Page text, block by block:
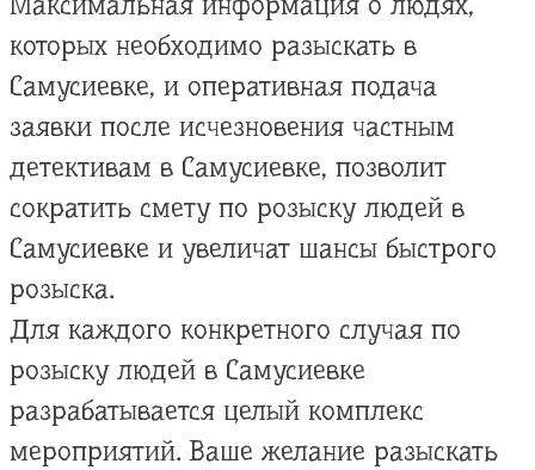
которых необходимо разыскать в
Самусиевке, и оперативная подача
заявки после исчезновения частным
детективам в Самусиевке, позволит
сократить смету по розыску людей в
Самусиевке и увеличат шансы быстрого
розыска.
Для каждого конкретного случая по
розыску людей в Самусиевке
разрабатывается целый комплекс
мероприятий. Ваше желание разыскать